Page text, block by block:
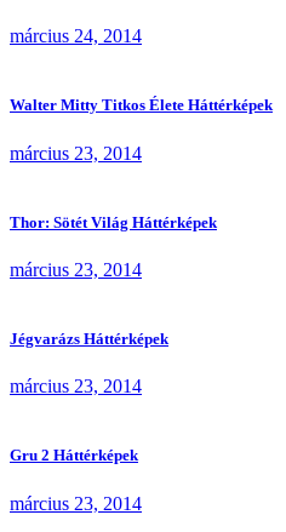
március 24, 2014
Walter Mitty Titkos Élete Háttérképek
március 23, 2014
Thor: Sötét Világ Háttérképek
március 23, 2014
Jégvarázs Háttérképek
március 23, 2014
Gru 2 Háttérképek
március 23, 2014